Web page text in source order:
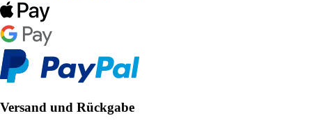
Versand und Rückgabe